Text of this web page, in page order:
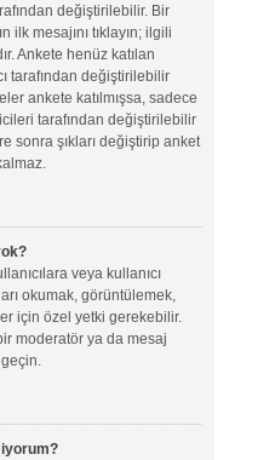
değiştirilebilir. Bir
ilk mesajını tıklayın; ilgili
Ankete henüz katılan
tarafından değiştirilebilir
ankete katılmışsa, sadece
tarafından değiştirilebilir
sonra şıkları değiştirip anket
veya kullanıcı
okumak, görüntülemek,
için özel yetki gerekebilir.
moderatör ya da mesaj